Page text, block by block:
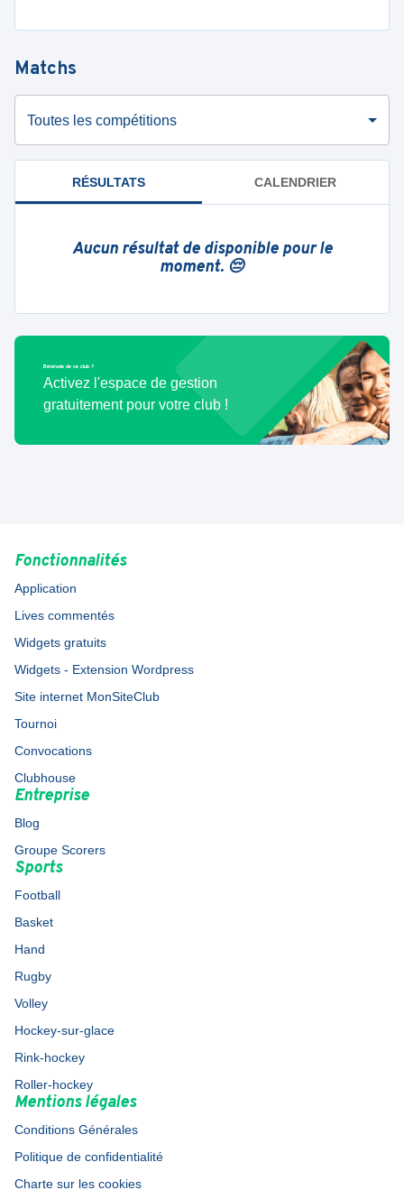
Matchs
Toutes les compétitions
RÉSULTATS CALENDRIER
Aucun résultat de disponible pour le
moment. 😔
Bénévole de ce club ?
Activez l'espace de gestion
gratuitement pour votre club !
Fonctionnalités
Application
Lives commentés
Widgets gratuits
Widgets - Extension Wordpress
Site internet MonSiteClub
Tournoi
Convocations
Clubhouse
Entreprise
Blog
Groupe Scorers
Sports
Football
Basket
Hand
Rugby
Volley
Hockey-sur-glace
Rink-hockey
Roller-hockey
Mentions légales
Conditions Générales
Politique de confidentialité
Charte sur les cookies